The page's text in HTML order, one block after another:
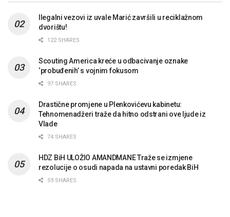
Ilegalni vezovi iz uvale Marić završili u reciklažnom
dvorištu!
122 SHARES
Scouting America kreće u odbacivanje oznake
‘probuđenih’ s vojnim fokusom
97 SHARES
Drastične promjene u Plenkovićevu kabinetu:
Tehnomenadžeri traže da hitno odstrani ove ljude iz
Vlade
74 SHARES
HDZ BiH ULOŽIO AMANDMANE Traže se izmjene
rezolucije o osudi napada na ustavni poredak BiH
59 SHARES